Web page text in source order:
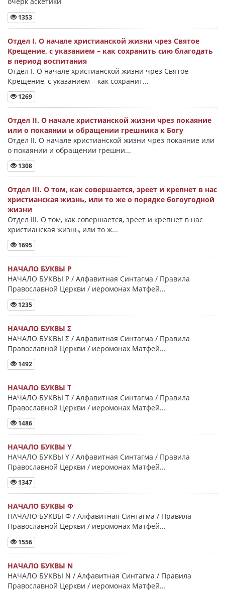
1353
Отдел I. О начале христианской жизни чрез Святое
Крещение, с указанием – как сохранить сию благодать
в период воспитания
Отдел I. О начале христианской жизни чрез Святое
Крещение, с указанием – как сохранит...
1269
Отдел II. О начале христианской жизни чрез покаяние
или о покаянии и обращении грешника к Богу
Отдел II. О начале христианской жизни чрез покаяние или
о покаянии и обращении грешни...
1308
Отдел III. О том, как совершается, зреет и крепнет в нас
христианская жизнь, или то же о порядке богоугодной
жизни
Отдел III. О том, как совершается, зреет и крепнет в нас
христианская жизнь, или то ж...
1695
НАЧАЛО БУКВЫ Ρ
НАЧАЛО БУКВЫ Ρ / Алфавитная Синтагма / Правила
Православной Церкви / иеромонах Матфей...
1235
НАЧАЛО БУКВЫ Σ
НАЧАЛО БУКВЫ Σ / Алфавитная Синтагма / Правила
Православной Церкви / иеромонах Матфей...
1492
НАЧАЛО БУКВЫ Τ
НАЧАЛО БУКВЫ Τ / Алфавитная Синтагма / Правила
Православной Церкви / иеромонах Матфей...
1486
НАЧАЛО БУКВЫ Y
НАЧАЛО БУКВЫ Y / Алфавитная Синтагма / Правила
Православной Церкви / иеромонах Матфей...
1347
НАЧАЛО БУКВЫ Φ
НАЧАЛО БУКВЫ Φ / Алфавитная Синтагма / Правила
Православной Церкви / иеромонах Матфей...
1556
НАЧАЛО БУКВЫ Ν
НАЧАЛО БУКВЫ Ν / Алфавитная Синтагма / Правила
Православной Церкви / иеромонах Матфей...